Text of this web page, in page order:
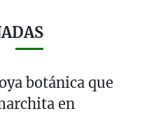
botánica que
en